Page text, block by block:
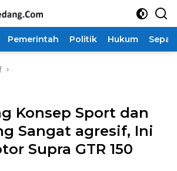
Pemerintah Politik Hukum
Konsep Sport dan
Sangat agresif, Ini
Supra GTR 150